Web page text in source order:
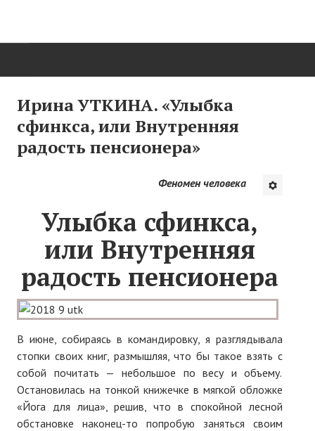
Нас поздравляют...
Там, где мы бывали...
О журнале
Памяти Игоря Сосновского
Презентация новых книг
Редакционный совет
Политика обработки персональных данных
Согласие на обработку персональных данных
АРХИВ
Ирина УТКИНА. «Улыбка
сфинкса, или Внутренняя
радость пенсионера»
Феномен человека
Улыбка сфинкса,
или Внутренняя
радость пенсионера
В июне, собираясь в командировку, я разглядывала
стопки своих книг, размышляя, что бы такое взять с
собой почитать — небольшое по весу и объему.
Остановилась на тонкой книжечке в мягкой обложке
«Йога для лица», решив, что в спокойной лесной
обстановке наконец-то попробую заняться своим